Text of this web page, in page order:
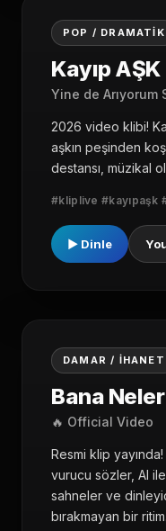
03
POP / DRAMATIK
Kayıp AŞK
Yine de Arıyorum
2026 video klibi!
aşkın peşinden
destansı, müzikal
#kliplive #kayıpaşk
▶ Dinle
04
DAMAR / İHANET
Bana Neler
🔥 Official Video
Resmi klip
vurucu sözler, AI
sahneler ve
bırakmayan bir ritim.